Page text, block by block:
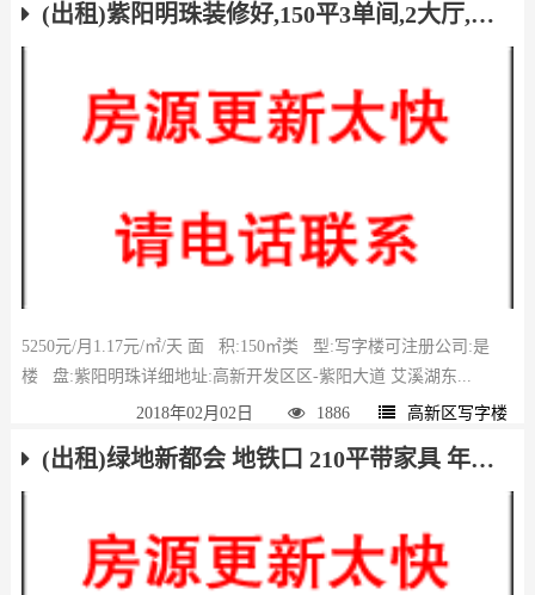
(出租)紫阳明珠装修好,150平3单间,2大厅,看房电联
5250元/月1.17元/㎡/天 面 积:150㎡类 型:写字楼可注册公司:是
楼 盘:紫阳明珠详细地址:高新开发区区-紫阳大道 艾溪湖东...
2018年02月02日 1886 高新区写字楼
(出租)绿地新都会 地铁口 210平带家具 年底送免租期